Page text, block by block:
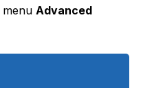
menu Advanced